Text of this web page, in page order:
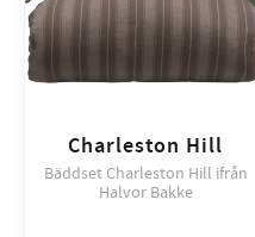
Charleston Hill
Bäddset Charleston Hill ifrån
Halvor Bakke